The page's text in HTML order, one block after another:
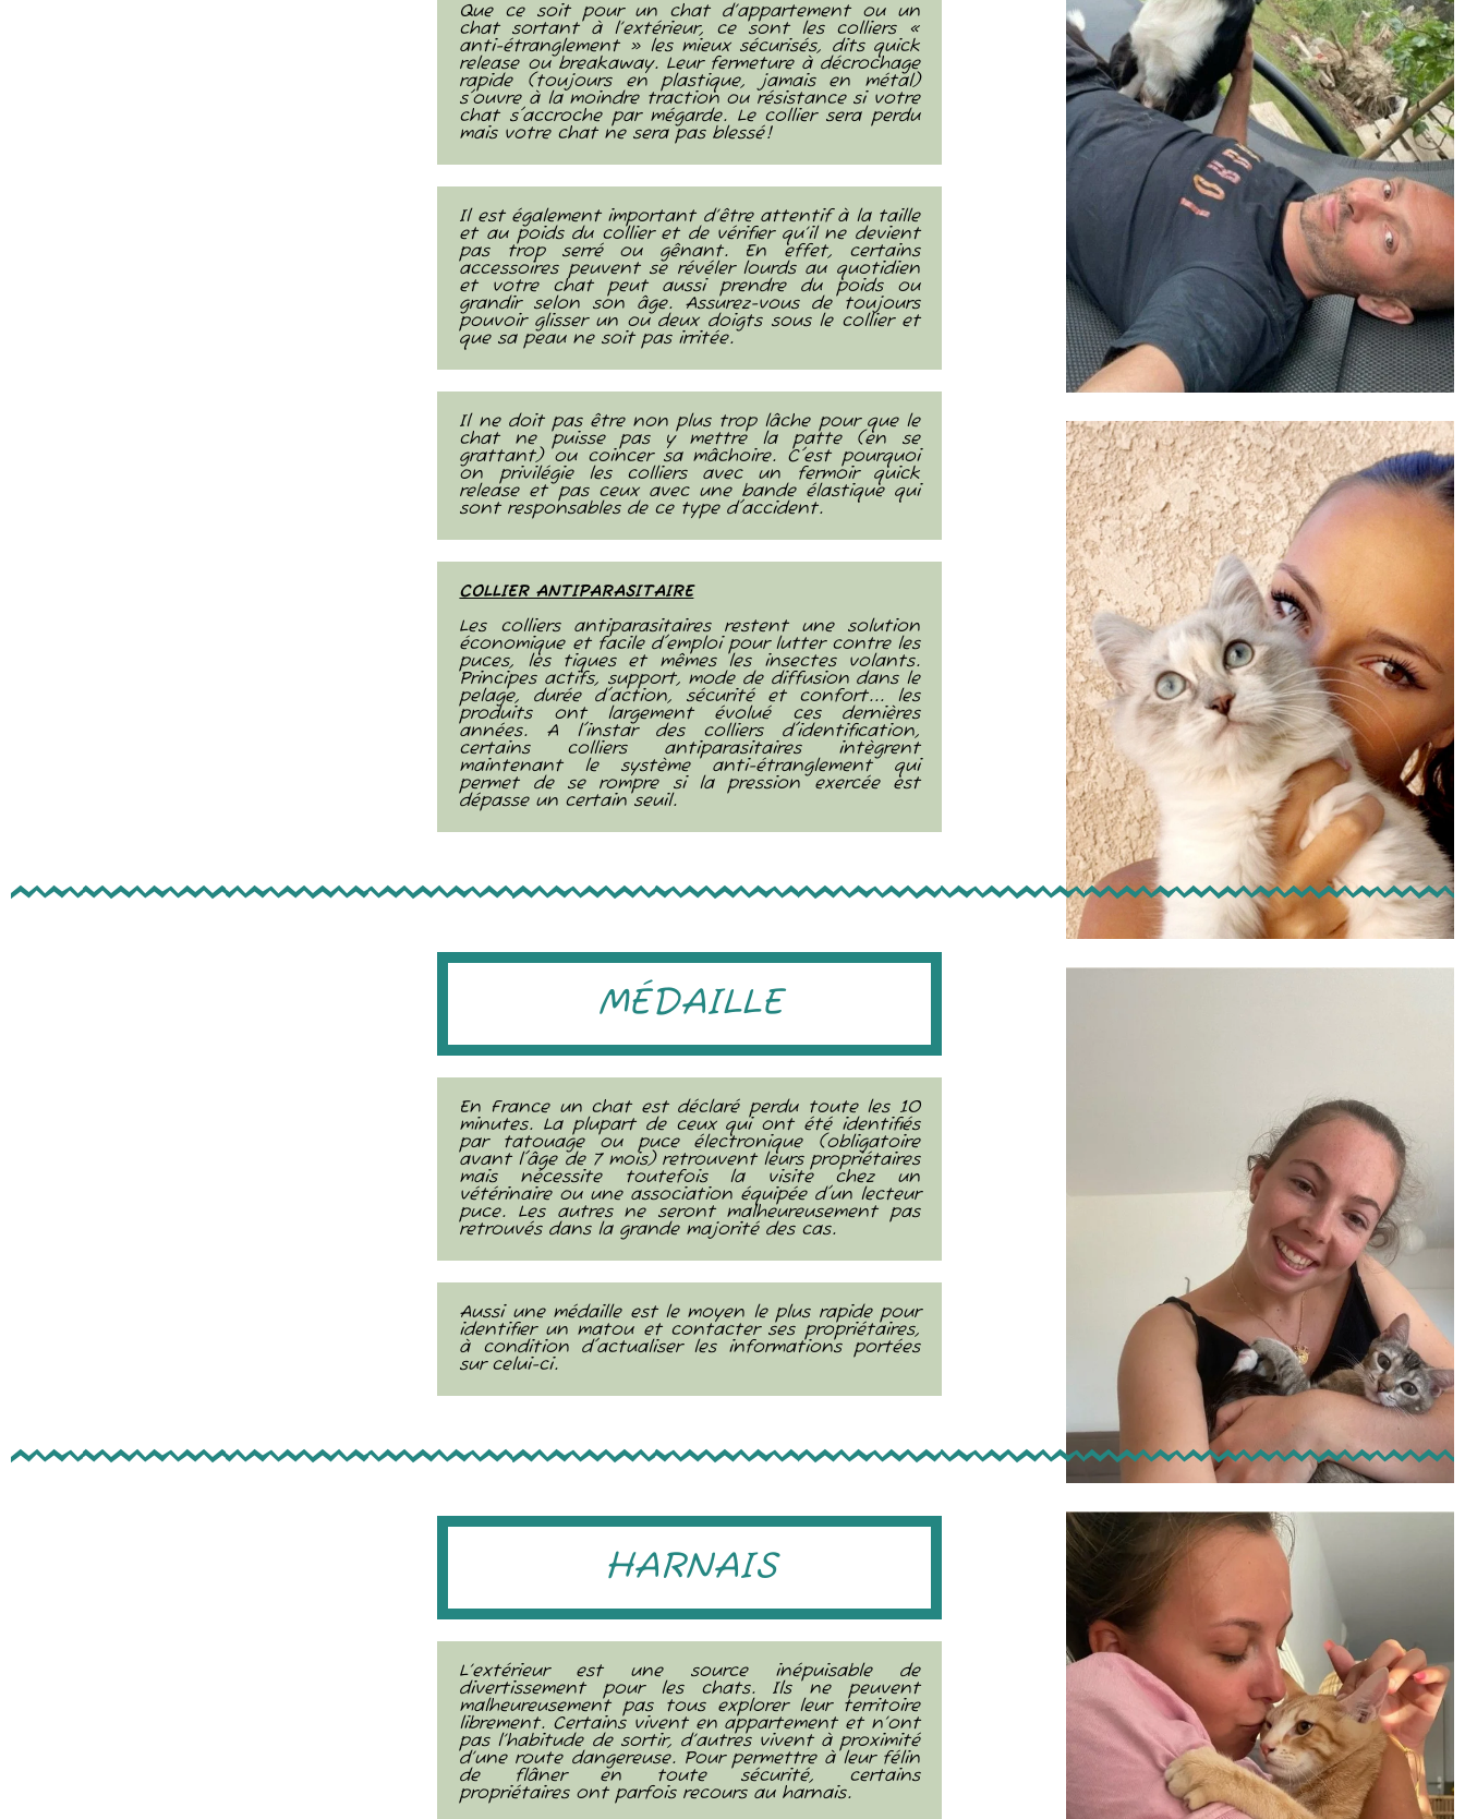
Que ce soit pour un chat d’appartement ou un
chat sortant à l’extérieur, ce sont les colliers «
anti-étranglement » les mieux sécurisés, dits quick
release ou breakaway. Leur fermeture à décrochage
rapide (toujours en plastique, jamais en métal)
s'ouvre à la moindre traction ou résistance si votre
chat s'accroche par mégarde. Le collier sera perdu
mais votre chat ne sera pas blessé!
Il est également important d’être attentif à la taille
et au poids du collier et de vérifier qu’il ne devient
pas trop serré ou gênant. En effet, certains
accessoires peuvent se révéler lourds au quotidien
et votre chat peut aussi prendre du poids ou
grandir selon son âge. Assurez-vous de toujours
pouvoir glisser un ou deux doigts sous le collier et
que sa peau ne soit pas irritée.
Il ne doit pas être non plus trop lâche pour que le
chat ne puisse pas y mettre la patte (en se
grattant) ou coincer sa mâchoire. C'est pourquoi
on privilégie les colliers avec un fermoir quick
release et pas ceux avec une bande élastique qui
sont responsables de ce type d'accident.
COLLIER ANTIPARASITAIRE
Les colliers antiparasitaires restent une solution
économique et facile d'emploi pour lutter contre les
puces, les tiques et mêmes les insectes volants.
Principes actifs, support, mode de diffusion dans le
pelage, durée d'action, sécurité et confort... les
produits ont largement évolué ces dernières
années. A l'instar des colliers d'identification,
certains colliers antiparasitaires intègrent
maintenant le système anti-étranglement qui
permet de se rompre si la pression exercée est
dépasse un certain seuil.
MÉDAILLE
En France un chat est déclaré perdu toute les 10
minutes. La plupart de ceux qui ont été identifiés
par tatouage ou puce électronique (obligatoire
avant l'âge de 7 mois) retrouvent leurs propriétaires
mais nécessite toutefois la visite chez un
vétérinaire ou une association équipée d'un lecteur
puce. Les autres ne seront malheureusement pas
retrouvés dans la grande majorité des cas.
Aussi une médaille est le moyen le plus rapide pour
identifier un matou et contacter ses propriétaires,
à condition d'actualiser les informations portées
sur celui-ci.
HARNAIS
L’extérieur est une source inépuisable de
divertissement pour les chats. Ils ne peuvent
malheureusement pas tous explorer leur territoire
librement. Certains vivent en appartement et n’ont
pas l’habitude de sortir, d’autres vivent à proximité
d’une route dangereuse. Pour permettre à leur félin
de flâner en toute sécurité, certains
propriétaires ont parfois recours au harnais.